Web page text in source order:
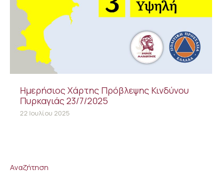
Ημερήσιος Χάρτης Πρόβλεψης Κινδύνου
Πυρκαγιάς 23/7/2025
22 Ιουλίου 2025
Αναζήτηση